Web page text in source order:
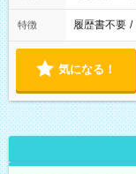
特徴 履歴書不要 /
気になる！